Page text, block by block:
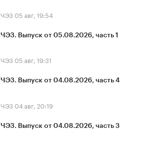
ЧЭЗ 05 авг, 19:54
ЧЭЗ. Выпуск от 05.08.2026, часть 1
ЧЭЗ 05 авг, 19:31
ЧЭЗ. Выпуск от 04.08.2026, часть 4
ЧЭЗ 04 авг, 20:19
ЧЭЗ. Выпуск от 04.08.2026, часть 3